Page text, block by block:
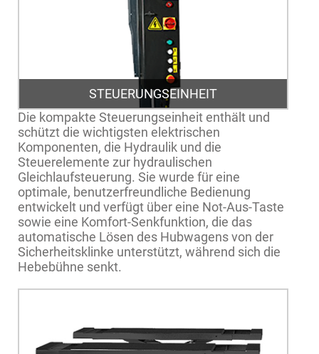
STEUERUNGSEINHEIT
Die kompakte Steuerungseinheit enthält und
schützt die wichtigsten elektrischen
Komponenten, die Hydraulik und die
Steuerelemente zur hydraulischen
Gleichlaufsteuerung. Sie wurde für eine
optimale, benutzerfreundliche Bedienung
entwickelt und verfügt über eine Not-Aus-Taste
sowie eine Komfort-Senkfunktion, die das
automatische Lösen des Hubwagens von der
Sicherheitsklinke unterstützt, während sich die
Hebebühne senkt.